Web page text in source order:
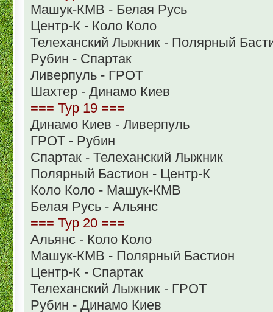
Машук-КМВ - Белая Русь
Центр-К - Коло Коло
Телеханский Лыжник - Полярный
Рубин - Спартак
Ливерпуль - ГРОТ
Шахтер - Динамо Киев
=== Тур 19 ===
Динамо Киев - Ливерпуль
ГРОТ - Рубин
Спартак - Телеханский Лыжник
Полярный Бастион - Центр-К
Коло Коло - Машук-КМВ
Белая Русь - Альянс
=== Тур 20 ===
Альянс - Коло Коло
Машук-КМВ - Полярный Бастион
Центр-К - Спартак
Телеханский Лыжник - ГРОТ
Рубин - Динамо Киев